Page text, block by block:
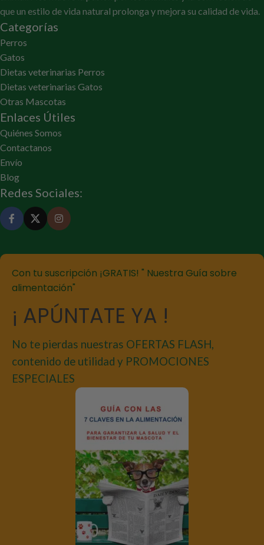
que un estilo de vida natural prolonga y mejora su calidad de vida.
Categorías
Perros
Gatos
Dietas veterinarias Perros
Dietas veterinarias Gatos
Otras Mascotas
Enlaces Útiles
Quiénes Somos
Contactanos
Envío
Blog
Redes Sociales:
Con tu suscripción ¡GRATIS! " Nuestra Guía sobre
alimentación"
¡ APÚNTATE YA !
No te pierdas nuestras OFERTAS FLASH,
contenido de utilidad y PROMOCIONES
ESPECIALES